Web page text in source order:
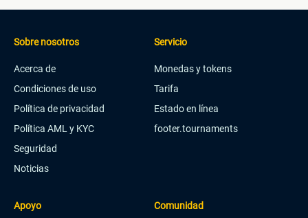
Sobre nosotros
Acerca de
Condiciones de uso
Política de privacidad
Política AML y KYC
Seguridad
Noticias
Servicio
Monedas y tokens
Tarifa
Estado en línea
footer.tournaments
Apoyo Comunidad